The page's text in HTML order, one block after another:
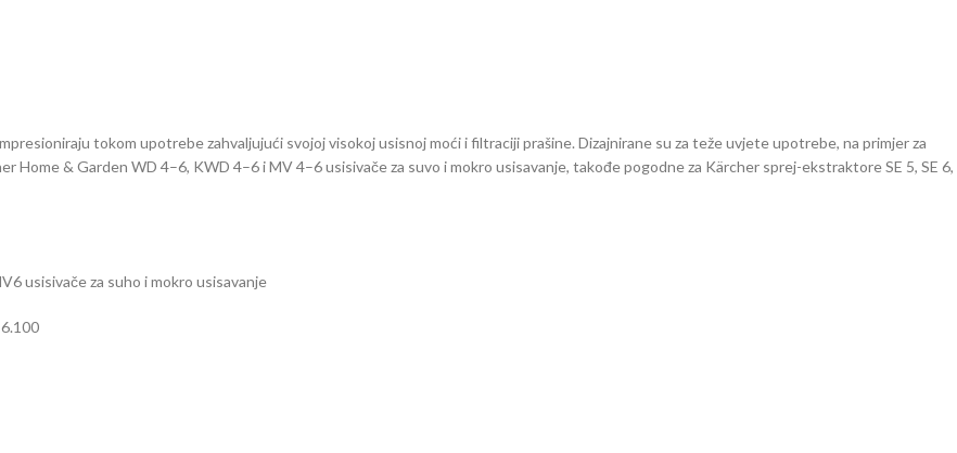
tokom upotrebe zahvaljujući svojoj visokoj usisnoj moći i filtraciji prašine. Dizajnirane su za teže uvjete upotrebe, na primjer za
Home & Garden WD 4–6, KWD 4–6 i MV 4–6 usisivače za suvo i mokro usisavanje, takođe pogodne za Kärcher sprej-ekstraktore SE 5, SE 6,
usisivače za suho i mokro usisavanje